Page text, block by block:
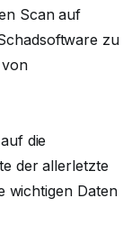
Scan auf
zu
die
der allerletzte
wichtigen Daten